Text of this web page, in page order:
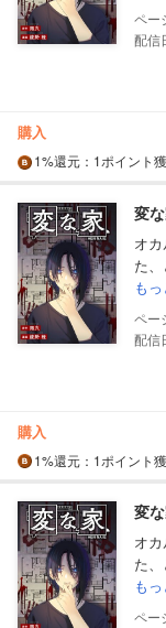
配信
購入
1%還元 ：1ポイント
変
オ
た
も
配信
購入
1%還元 ：1ポイント
変
オ
た
も